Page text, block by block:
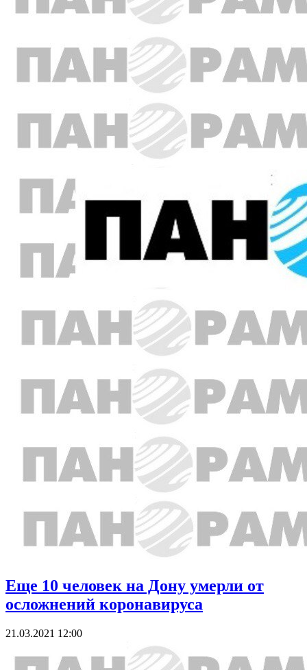
Еще 10 человек на Дону умерли от
осложнений коронавируса
21.03.2021 12:00